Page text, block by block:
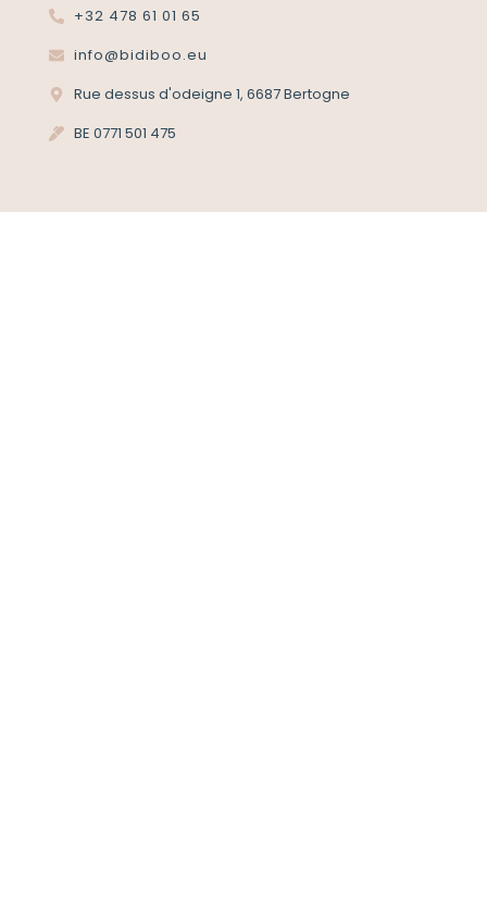
+32 478 61 01 65
info@bidiboo.eu
Rue dessus d'odeigne 1, 6687 Bertogne
BE 0771 501 475